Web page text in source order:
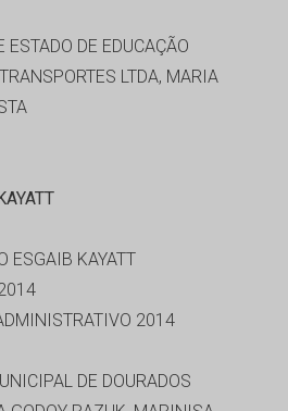
ESTADO DE EDUCAÇÃO
LTDA, MARIA
ESGAIB KAYATT
2014
DE DOURADOS